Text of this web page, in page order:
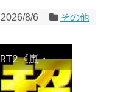
2026/8/6 その他
【全部見せます！ノリ喰われ達の超絶神ヒキ】感謝の出ノリ'26 PART2《嵐・梅屋シン・くり・松本バッチ・道井悠・ayasi・ヤドゥ》［パチスロ・スロット］